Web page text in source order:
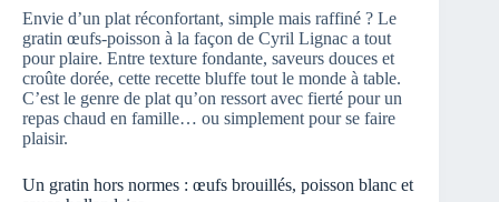
Envie d’un plat réconfortant, simple mais raffiné ? Le
gratin œufs-poisson à la façon de Cyril Lignac a tout
pour plaire. Entre texture fondante, saveurs douces et
croûte dorée, cette recette bluffe tout le monde à table.
C’est le genre de plat qu’on ressort avec fierté pour un
repas chaud en famille… ou simplement pour se faire
plaisir.
Un gratin hors normes : œufs brouillés, poisson blanc et